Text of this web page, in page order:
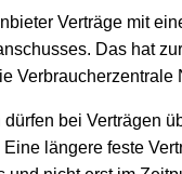
Verträge mit
Das hat
bei Verträgen
längere feste